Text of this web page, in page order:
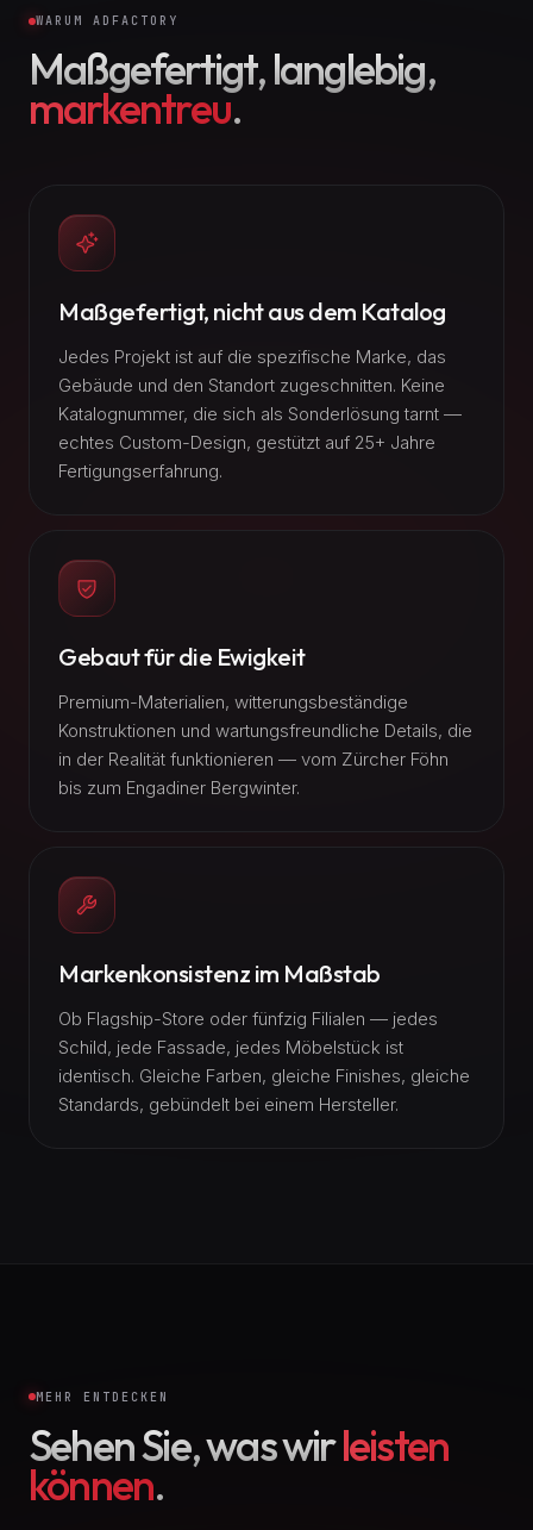
WARUM ADFACTORY
Maßgefertigt, langlebig,
markentreu.
Maßgefertigt, nicht aus dem Katalog
Jedes Projekt ist auf die spezifische Marke, das
Gebäude und den Standort zugeschnitten. Keine
Katalognummer, die sich als Sonderlösung tarnt —
echtes Custom-Design, gestützt auf 25+ Jahre
Fertigungserfahrung.
Gebaut für die Ewigkeit
Premium-Materialien, witterungsbeständige
Konstruktionen und wartungsfreundliche Details, die
in der Realität funktionieren — vom Zürcher Föhn
bis zum Engadiner Bergwinter.
Markenkonsistenz im Maßstab
Ob Flagship-Store oder fünfzig Filialen — jedes
Schild, jede Fassade, jedes Möbelstück ist
identisch. Gleiche Farben, gleiche Finishes, gleiche
Standards, gebündelt bei einem Hersteller.
MEHR ENTDECKEN
Sehen Sie, was wirleisten
können.